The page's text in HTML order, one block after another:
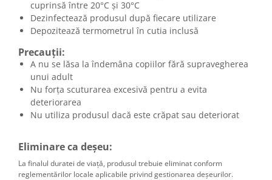
cuprinsă între 20°C și 30°C
Dezinfectează produsul după fiecare utilizare
Depozitează termometrul în cutia inclusă
Precauții:
A nu se lăsa la îndemâna copiilor fără supravegherea
unui adult
Nu forța scuturarea excesivă pentru a evita
deteriorarea
Nu utiliza produsul dacă este crăpat sau deteriorat
Eliminare ca deșeu:
La finalul duratei de viață, produsul trebuie eliminat conform
reglementărilor locale aplicabile privind gestionarea deșeurilor.